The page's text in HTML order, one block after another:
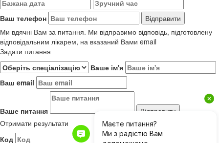
Ваш телефон
Ми вдячні Вам за питання. Ми відправимо відповідь, підготовлену
відповідальним лікарем, на вказаний Вами email
Задати питання
Ваше ім'я
Ваш email
Ваше питання
Отримати результати
Код
Результати до 01.06.2019